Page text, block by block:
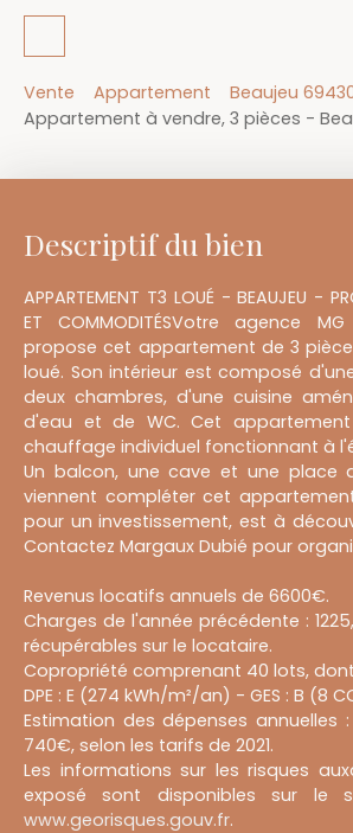
Vente Appartement
Beaujeu
Appartement à vendre, 3 pièces -
Descriptif du bien
APPARTEMENT T3 LOUÉ - BEAUJEU -
ET COMMODITÉSVotre agence
propose cet appartement de 3
loué. Son intérieur est composé
deux chambres, d'une cuisine
d'eau et de WC. Cet
chauffage individuel fonctionnant à
Un balcon, une cave et une place
viennent compléter cet
pour un investissement, est à
Contactez Margaux Dubié pour
Revenus locatifs annuels de 6600€.
Charges de l'année précédente :
récupérables sur le locataire.
Copropriété comprenant 40 lots,
DPE : E (274 kWh/m²/an) - GES : B (8
Estimation des dépenses annuelles
740€, selon les tarifs de 2021.
Les informations sur les risques
exposé sont disponibles sur le
www.georisques.gouv.fr.